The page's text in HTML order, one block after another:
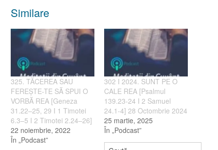
Similare
325. TĂCEREA SAU
FEREȘTE-TE SĂ SPUI O
VORBĂ REA [Geneza
31.22–25, 29 I 1 Timotei
6.3–5 I 2 Timotei 2.24–26]
22 noiembrie, 2022
În „Podcast”
302 I 2024. SUNT PE O
CALE REA [Psalmul
139.23-24 I 2 Samuel
24.1-4] 28 Octombrie 2024
25 martie, 2025
În „Podcast”